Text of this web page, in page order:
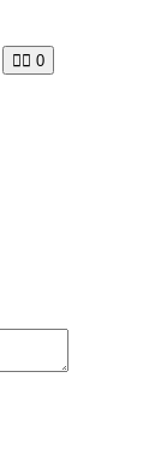
🧘‍♀️ 0